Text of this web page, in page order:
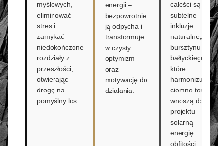
myślowych,
eliminować
stres i
zamykać
niedokończone
rozdziały z
przeszłości,
otwierając
drogę na
pomyślny los.
energii –
bezpowrotnie
ją odpycha i
transformuje
w czysty
optymizm
oraz
motywację do
działania.
całości są
subtelne
inkluzje
naturalnego
bursztynu
bałtyckiego,
które
harmonizują
ciemne tony i
wnoszą do
projektu
solarną
energię
obfitości.